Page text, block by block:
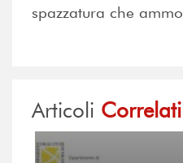
spazzatura che
Articoli Correlati